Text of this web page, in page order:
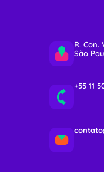
R. Con.
São
+55 11